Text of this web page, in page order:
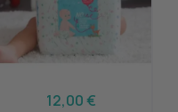
12,00 €